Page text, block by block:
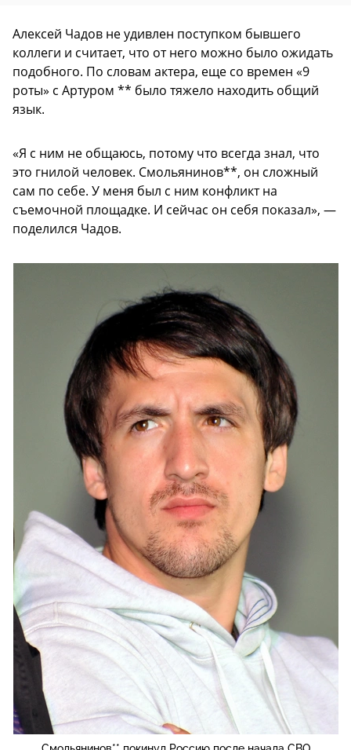
Алексей Чадов не удивлен поступком бывшего
коллеги и считает, что от него можно было ожидать
подобного. По словам актера, еще со времен «9
роты» с Артуром ** было тяжело находить общий
язык.
«Я с ним не общаюсь, потому что всегда знал, что
это гнилой человек. Смольянинов**, он сложный
сам по себе. У меня был с ним конфликт на
съемочной площадке. И сейчас он себя показал», —
поделился Чадов.